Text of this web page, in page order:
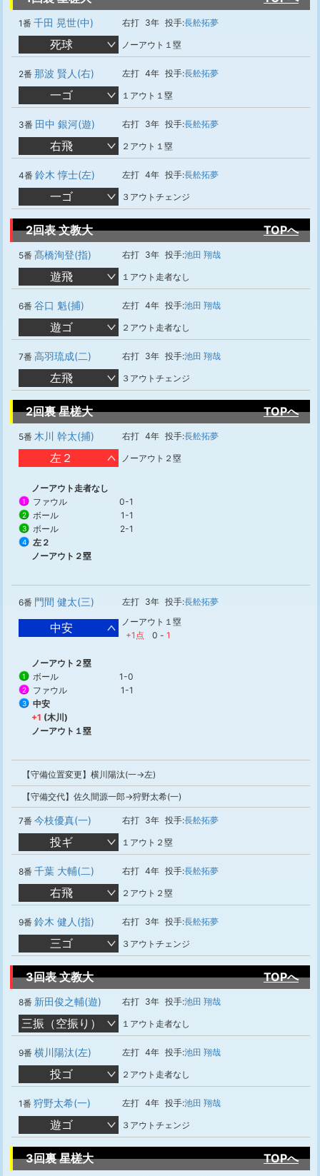
1番 千田 晃世(中) 右打 3年 投手:長舩拓夢
死球 ノーアウト１塁
2番 那波 賢人(右) 左打 4年 投手:長舩拓夢
一ゴ １アウト１塁
3番 田中 銀河(遊) 右打 3年 投手:長舩拓夢
右飛 ２アウト１塁
4番 鈴木 惇士(左) 左打 4年 投手:長舩拓夢
一ゴ ３アウトチェンジ
2回表 文教大 TOPへ
5番 髙橋洵登(指) 右打 3年 投手:池田 翔哉
遊飛 １アウト走者なし
6番 谷口 魁(捕) 左打 4年 投手:池田 翔哉
遊ゴ ２アウト走者なし
7番 高羽琉成(二) 右打 3年 投手:池田 翔哉
左飛 ３アウトチェンジ
2回裏 星槎大 TOPへ
5番 木川 幹太(捕) 右打 4年 投手:長舩拓夢
左２ ノーアウト２塁
ノーアウト走者なし
1 ファウル 0-1
2 ボール 1-1
3 ボール 2-1
4
左２
ノーアウト２塁
6番 門間 健太(三) 左打 3年 投手:長舩拓夢
中安
ノーアウト１塁
+1点
0 - 1
ノーアウト２塁
1 ボール 1-0
2 ファウル 1-1
3
中安
+1 (木川)
ノーアウト１塁
【守備位置変更】横川陽汰(一→左)
【守備交代】佐久間源一郎→狩野太希(一)
7番 今枝優真(一) 右打 3年 投手:長舩拓夢
投ギ １アウト２塁
8番 千葉 大輔(二) 右打 4年 投手:長舩拓夢
右飛 ２アウト２塁
9番 鈴木 健人(指) 右打 3年 投手:長舩拓夢
三ゴ ３アウトチェンジ
3回表 文教大 TOPへ
8番 新田俊之輔(遊) 右打 3年 投手:池田 翔哉
三振（空振り） １アウト走者なし
9番 横川陽汰(左) 左打 4年 投手:池田 翔哉
投ゴ ２アウト走者なし
1番 狩野太希(一) 左打 4年 投手:池田 翔哉
遊ゴ ３アウトチェンジ
3回裏 星槎大 TOPへ